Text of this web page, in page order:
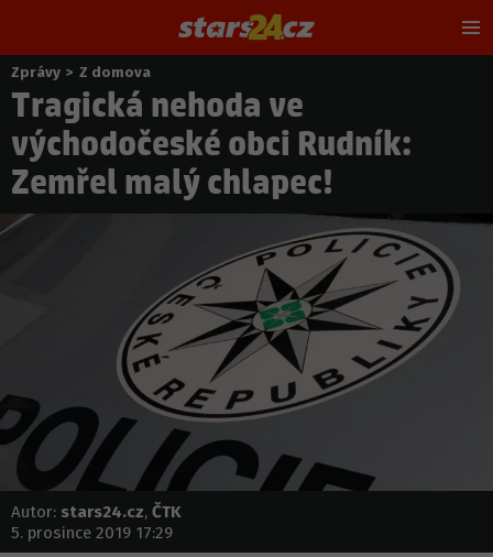
Nacházíte
se
zde:
Zprávy > Z domova
Tragická nehoda ve
východočeské obci Rudník:
Zemřel malý chlapec!
Autor: stars24.cz, ČTK
5. prosince 2019 17:29